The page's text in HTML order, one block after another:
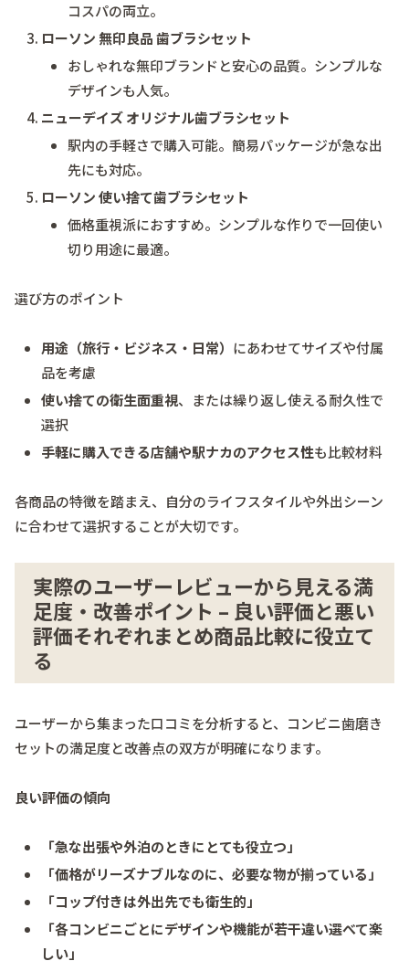
コスパの両立。
ローソン 無印良品 歯ブラシセット
おしゃれな無印ブランドと安心の品質。シンプルな
デザインも人気。
ニューデイズ オリジナル歯ブラシセット
駅内の手軽さで購入可能。簡易パッケージが急な出
先にも対応。
ローソン 使い捨て歯ブラシセット
価格重視派におすすめ。シンプルな作りで一回使い
切り用途に最適。
選び方のポイント
用途（旅行・ビジネス・日常） にあわせてサイズや付属
品を考慮
使い捨ての衛生面重視、または繰り返し使える耐久性で
選択
手軽に購入できる店舗や駅ナカのアクセス性も比較材料
各商品の特徴を踏まえ、自分のライフスタイルや外出シーン
に合わせて選択することが大切です。
実際のユーザーレビューから見える満
足度・改善ポイント – 良い評価と悪い
評価それぞれまとめ商品比較に役立て
る
ユーザーから集まった口コミを分析すると、コンビニ歯磨き
セットの満足度と改善点の双方が明確になります。
良い評価の傾向
「急な出張や外泊のときにとても役立つ」
「価格がリーズナブルなのに、必要な物が揃っている」
「コップ付きは外出先でも衛生的」
「各コンビニごとにデザインや機能が若干違い選べて楽
しい」